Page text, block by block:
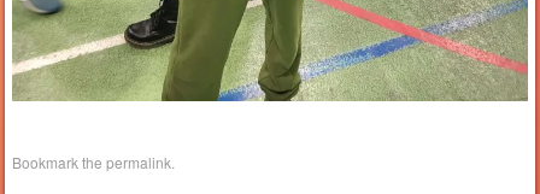
Bookmark thepermalink.